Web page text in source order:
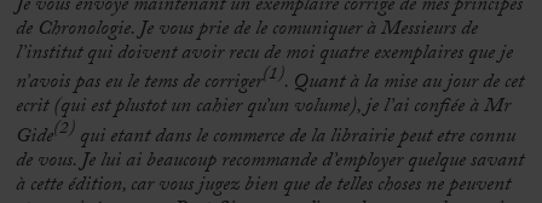
de Chronologie. Je vous prie de le comuniquer à Messieurs de
l’institut qui doivent avoir recu de moi quatre exemplaires que je
n’avois pas eu le tems de corriger(1). Quant à la mise au jour de cet
ecrit (qui est plustot un cahier qu’un volume), je l’ai confiée à Mr
Gide(2) qui etant dans le commerce de la librairie peut etre connu
de vous. Je lui ai beaucoup recommande d’employer quelque savant
à cette édition, car vous jugez bien que de telles choses ne peuvent